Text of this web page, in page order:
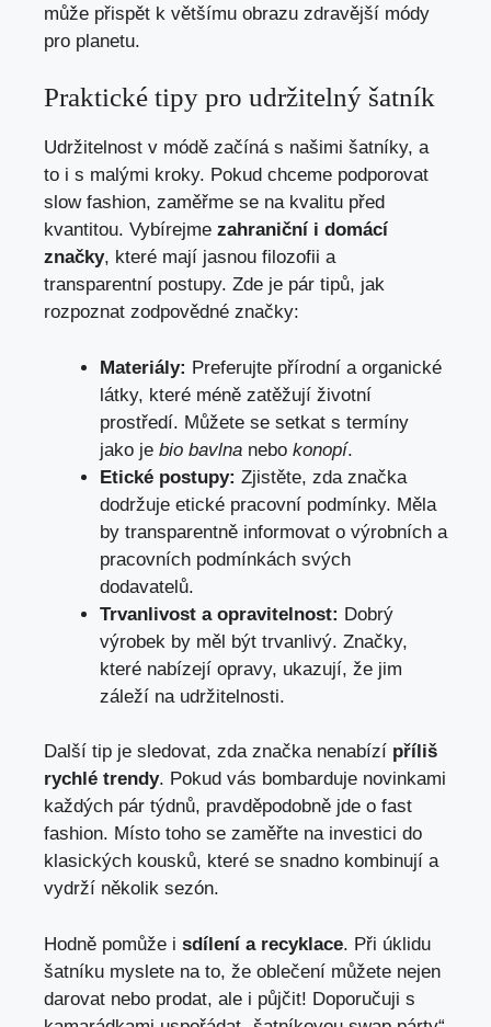
může přispět k většímu obrazu zdravější módy
pro planetu.
Praktické tipy pro udržitelný šatník
Udržitelnost v módě začíná s našimi šatníky, a
to i s malými kroky. Pokud chceme podporovat
slow fashion, zaměřme se na kvalitu před
kvantitou. Vybírejme zahraniční i domácí
značky, které mají jasnou filozofii a
transparentní postupy. Zde je pár tipů, jak
rozpoznat zodpovědné značky:
Materiály: Preferujte přírodní a organické
látky, které méně zatěžují životní
prostředí. Můžete se setkat s termíny
jako je bio bavlna nebo konopí.
Etické postupy: Zjistěte, zda značka
dodržuje etické pracovní podmínky. Měla
by transparentně informovat o výrobních a
pracovních podmínkách svých
dodavatelů.
Trvanlivost a opravitelnost: Dobrý
výrobek by měl být trvanlivý. Značky,
které nabízejí opravy, ukazují, že jim
záleží na udržitelnosti.
Další tip je sledovat, zda značka nenabízí příliš
rychlé trendy. Pokud vás bombarduje novinkami
každých pár týdnů, pravděpodobně jde o fast
fashion. Místo toho se zaměřte na investici do
klasických kousků, které se snadno kombinují a
vydrží několik sezón.
Hodně pomůže i sdílení a recyklace. Při úklidu
šatníku myslete na to, že oblečení můžete nejen
darovat nebo prodat, ale i půjčit! Doporučuji s